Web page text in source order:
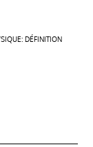
DÉFINITION